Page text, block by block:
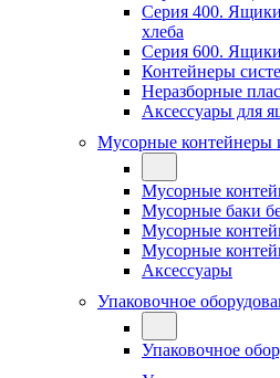
Серия 400.
хлеба
Серия 600.
Контейнеры
Неразборные
Аксессуары для
Мусорные контейнеры
Мусорные
Мусорные баки
Мусорные
Мусорные
Аксессуары
Упаковочное
Упаковочное